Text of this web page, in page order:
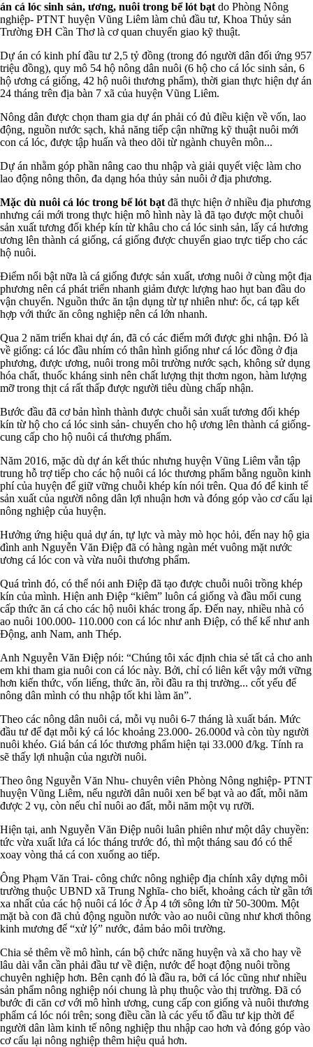
án cá lóc sinh sản, ương, nuôi trong bể lót bạt do Phòng Nông
nghiệp- PTNT huyện Vũng Liêm làm chủ đầu tư, Khoa Thủy sản
Trường ĐH Cần Thơ là cơ quan chuyển giao kỹ thuật.
Dự án có kinh phí đầu tư 2,5 tỷ đồng (trong đó người dân đối ứng 957
triệu đồng), quy mô 54 hộ nông dân nuôi (6 hộ cho cá lóc sinh sản, 6
hộ ương cá giống, 42 hộ nuôi thương phẩm), thời gian thực hiện dự án
24 tháng trên địa bàn 7 xã của huyện Vũng Liêm.
Nông dân được chọn tham gia dự án phải có đủ điều kiện về vốn, lao
động, nguồn nước sạch, khả năng tiếp cận những kỹ thuật nuôi mới
con cá lóc, được tập huấn và theo dõi từ ngành chuyên môn...
Dự án nhằm góp phần nâng cao thu nhập và giải quyết việc làm cho
lao động nông thôn, đa dạng hóa thủy sản nuôi ở địa phương.
Mặc dù nuôi cá lóc trong bể lót bạt đã thực hiện ở nhiều địa phương
nhưng cái mới trong thực hiện mô hình này là đã tạo được một chuỗi
sản xuất tương đối khép kín từ khâu cho cá lóc sinh sản, lấy cá hương
ương lên thành cá giống, cá giống được chuyển giao trực tiếp cho các
hộ nuôi.
Điểm nổi bật nữa là cá giống được sản xuất, ương nuôi ở cùng một địa
phương nên cá phát triển nhanh giảm được lượng hao hụt ban đầu do
vận chuyển. Nguồn thức ăn tận dụng từ tự nhiên như: ốc, cá tạp kết
hợp với thức ăn công nghiệp nên cá lớn nhanh.
Qua 2 năm triển khai dự án, đã có các điểm mới được ghi nhận. Đó là
về giống: cá lóc đầu nhím có thân hình giống như cá lóc đồng ở địa
phương, được ương, nuôi trong môi trường nước sạch, không sử dụng
hóa chất, thuốc kháng sinh nên chất lượng thịt thơm ngon, hàm lượng
mỡ trong thịt cá rất thấp được người tiêu dùng chấp nhận.
Bước đầu đã cơ bản hình thành được chuỗi sản xuất tương đối khép
kín từ hộ cho cá lóc sinh sản- chuyển cho hộ ương lên thành cá giống-
cung cấp cho hộ nuôi cá thương phẩm.
Năm 2016, mặc dù dự án kết thúc nhưng huyện Vũng Liêm vẫn tập
trung hỗ trợ tiếp cho các hộ nuôi cá lóc thương phẩm bằng nguồn kinh
phí của huyện để giữ vững chuỗi khép kín nói trên. Qua đó để kinh tế
sản xuất của người nông dân lợi nhuận hơn và đóng góp vào cơ cấu lại
nông nghiệp của huyện.
Hưởng ứng hiệu quả dự án, tự lực và mày mò học hỏi, đến nay hộ gia
đình anh Nguyễn Văn Điệp đã có hàng ngàn mét vuông mặt nước
ương cá lóc con và vừa nuôi thương phẩm.
Quá trình đó, có thể nói anh Điệp đã tạo được chuỗi nuôi trồng khép
kín của mình. Hiện anh Điệp “kiêm” luôn cá giống và đầu mối cung
cấp thức ăn cá cho các hộ nuôi khác trong ấp. Đến nay, nhiều nhà có
ao nuôi 100.000- 110.000 con cá lóc như anh Điệp, có thể kể như anh
Động, anh Nam, anh Thép.
Anh Nguyễn Văn Điệp nói: “Chúng tôi xác định chia sẻ tất cả cho anh
em khi tham gia nuôi con cá lóc này. Bởi, chỉ có liên kết vậy mới vững
hơn kiến thức, vốn liếng, thức ăn, rồi đầu ra thị trường... cốt yếu để
nông dân mình có thu nhập tốt khi làm ăn”.
Theo các nông dân nuôi cá, mỗi vụ nuôi 6-7 tháng là xuất bán. Mức
đầu tư để đạt mỗi ký cá lóc khoảng 23.000- 26.000đ và còn tùy người
nuôi khéo. Giá bán cá lóc thương phẩm hiện tại 33.000 đ/kg. Tính ra
sẽ thấy lợi nhuận của người nuôi.
Theo ông Nguyễn Văn Nhu- chuyên viên Phòng Nông nghiệp- PTNT
huyện Vũng Liêm, nếu người dân nuôi xen bể bạt và ao đất, mỗi năm
được 2 vụ, còn nếu chỉ nuôi ao đất, mỗi năm một vụ rưỡi.
Hiện tại, anh Nguyễn Văn Điệp nuôi luân phiên như một dây chuyền:
tức vừa xuất lứa cá lóc tháng trước đó, thì một tháng sau đó có thể
xoay vòng thả cá con xuống ao tiếp.
Ông Phạm Văn Trai- công chức nông nghiệp địa chính xây dựng môi
trường thuộc UBND xã Trung Nghĩa- cho biết, khoảng cách từ gần tới
xa nhất của các hộ nuôi cá lóc ở Ấp 4 tới sông lớn từ 50-300m. Một
mặt bà con đã chủ động nguồn nước vào ao nuôi cũng như khơi thông
kinh mương để “xử lý” nước, đảm bảo môi trường.
Chia sẻ thêm về mô hình, cán bộ chức năng huyện và xã cho hay về
lâu dài vẫn cần phải đầu tư về điện, nước để hoạt động nuôi trồng
chuyên nghiệp hơn. Bên cạnh đó là đầu ra, bởi cá lóc cũng như nhiều
sản phẩm nông nghiệp nói chung là phụ thuộc vào thị trường. Đã có
bước đi căn cơ với mô hình ương, cung cấp con giống và nuôi thương
phẩm cá lóc nói trên; song điều cần là các yếu tố đầu tư kịp thời để
người dân làm kinh tế nông nghiệp thu nhập cao hơn và đóng góp vào
cơ cấu lại nông nghiệp thêm hiệu quả hơn.